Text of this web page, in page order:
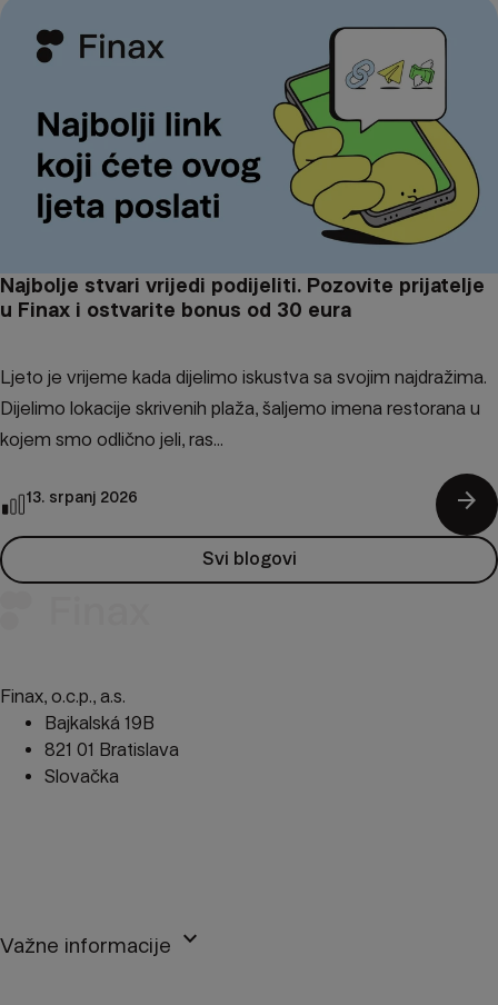
Najbolje stvari vrijedi podijeliti. Pozovite prijatelje
u Finax i ostvarite bonus od 30 eura
Ljeto je vrijeme kada dijelimo iskustva sa svojim najdražima.
Dijelimo lokacije skrivenih plaža, šaljemo imena restorana u
kojem smo odlično jeli, ras...
13. srpanj 2026 arrow_forward
Svi blogovi
Finax, o.c.p., a.s.
Bajkalská 19B
821 01 Bratislava
Slovačka
Važne informacije keyboard_arrow_down